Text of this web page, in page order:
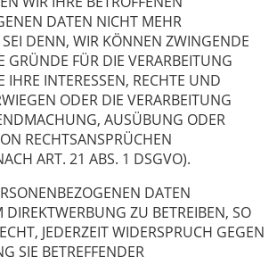
DATEN NICHT MEHR
SEI DENN, WIR KÖNNEN ZWINGENDE
GRÜNDE FÜR DIE VERARBEITUNG
IHRE INTERESSEN, RECHTE UND
ODER DIE VERARBEITUNG
AUSÜBUNG ODER
RECHTSANSPRÜCHEN
ART. 21 ABS. 1 DSGVO).
DATEN
DIREKTWERBUNG ZU BETREIBEN, SO
JEDERZEIT WIDERSPRUCH GEGEN
SIE BETREFFENDER